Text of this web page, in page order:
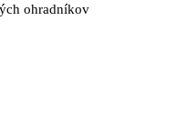
ohradníkov